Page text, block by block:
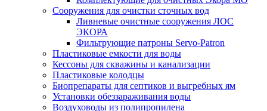
Сооружения для очистки сточных вод
Ливневые очистные сооружения ЛОС
ЭКОРА
Фильтрующие патроны Servo-Patron
Пластиковые емкости для воды
Кессоны для скважины и канализации
Пластиковые колодцы
Биопрепараты для септиков и выгребных ям
Установки обеззараживания воды
Воздуховоды из полипропилена